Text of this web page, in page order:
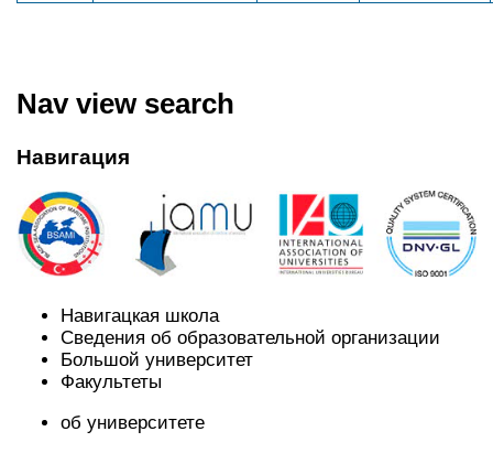
Nav view search
Навигация
Навигацкая школа
Сведения об образовательной организации
Большой университет
Факультеты
об университете